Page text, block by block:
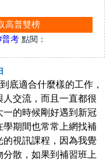
高普雙榜
普考 點閱：
底適合什麼樣的工作，
交流，而且一直都很
的時候剛好遇到新冠
期間也常常上網找補
視訊課程，因為我覺
散，如果到補習班上